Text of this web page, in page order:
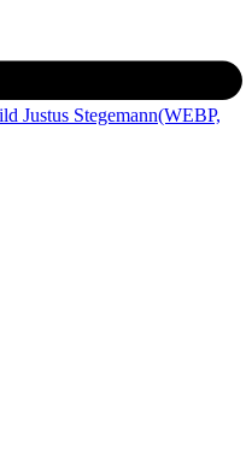
Justus Stegemann(WEBP,